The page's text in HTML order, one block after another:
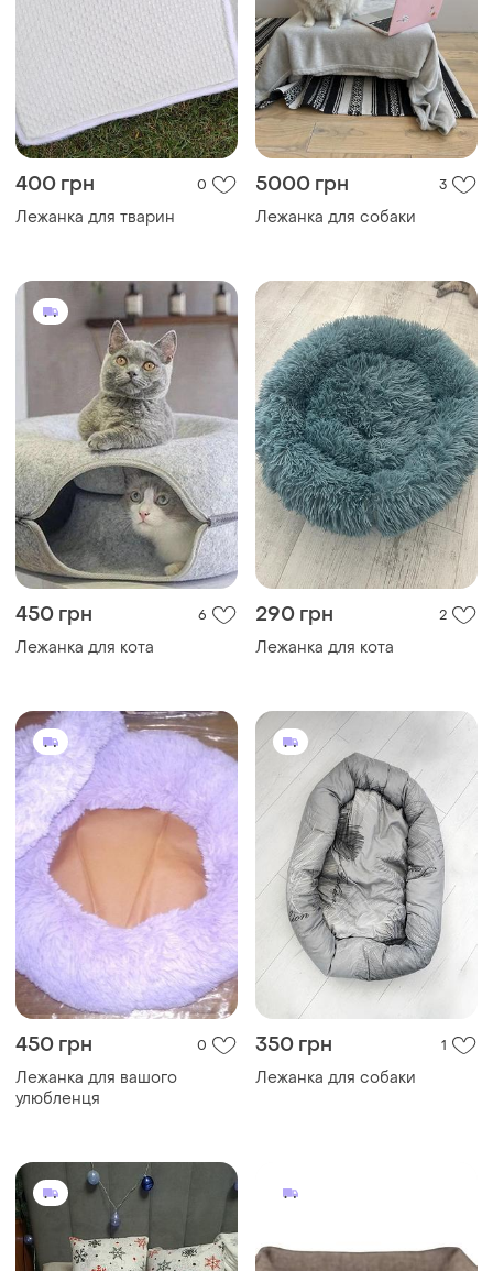
400 грн 0
Лежанка для тварин
5000 грн 3
Лежанка для собаки
450 грн 6
Лежанка для кота
290 грн 2
Лежанка для кота
450 грн 0
Лежанка для вашого
улюбленця
350 грн 1
Лежанка для собаки